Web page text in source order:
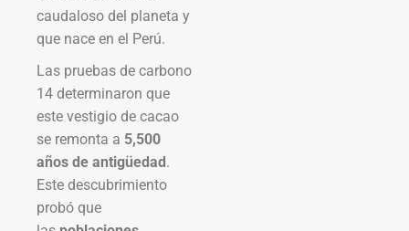
caudaloso del planeta y
que nace en el Perú.
Las pruebas de carbono
14 determinaron que
este vestigio de cacao
se remonta a 5,500
años de antigüedad.
Este descubrimiento
probó que